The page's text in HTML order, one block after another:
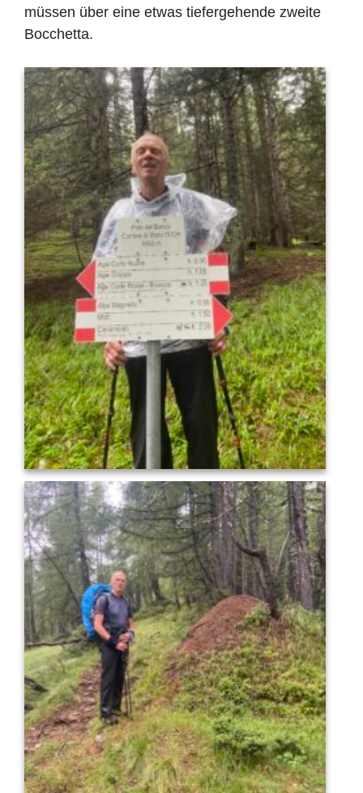
müssen über eine etwas tiefergehende zweite
Bocchetta.